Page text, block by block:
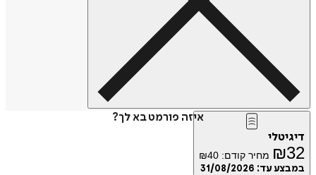
איזה פורמט בא לך?
דיגיטלי
₪32 מחיר קודם: ₪40
במבצע עד: 31/08/2026